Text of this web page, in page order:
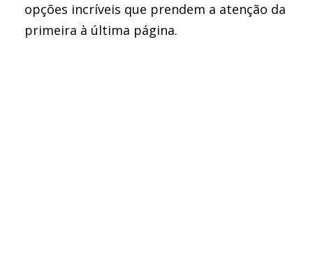
opções incríveis que prendem a atenção da
primeira à última página.